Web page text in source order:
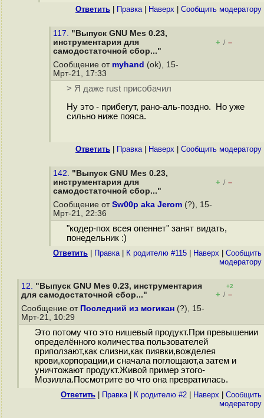
Ответить Правка| Наверх Cообщить модератору
117. "Выпуск GNU Mes 0.23,
инструментария для
самодостаточной сбор..."
+ / –
Сообщение от myhand (ok), 15-
Мрт-21, 17:33
> Я даже rust присобачил
Ну это - прибегут, рано-аль-поздно. Но уже
сильно ниже пояса.
Ответить Правка| Наверх Cообщить модератору
142. "Выпуск GNU Mes 0.23,
инструментария для
самодостаточной сбор..."
+ / –
Сообщение от Sw00p aka Jerom (?), 15-
Мрт-21, 22:36
"кодер-пох всея опеннет" занят видать,
понедельник :)
Ответить Правка| К родителю #115 Наверх
Cообщить
модератору
12. "Выпуск GNU Mes 0.23, инструментария
для самодостаточной сбор..."
+2
+ / –
Сообщение от Последний из могикан (?), 15-
Мрт-21, 10:29
Это потому что это нишевый продукт.При превышении
определённого количества пользователей
приползают,как слизни,как пиявки,вожделея
крови,корпорации,и сначала поглощают,а затем и
уничтожают продукт.Живой пример этого-
Мозилла.Посмотрите во что она превратилась.
Ответить Правка| К родителю #2 Наверх
Cообщить
модератору